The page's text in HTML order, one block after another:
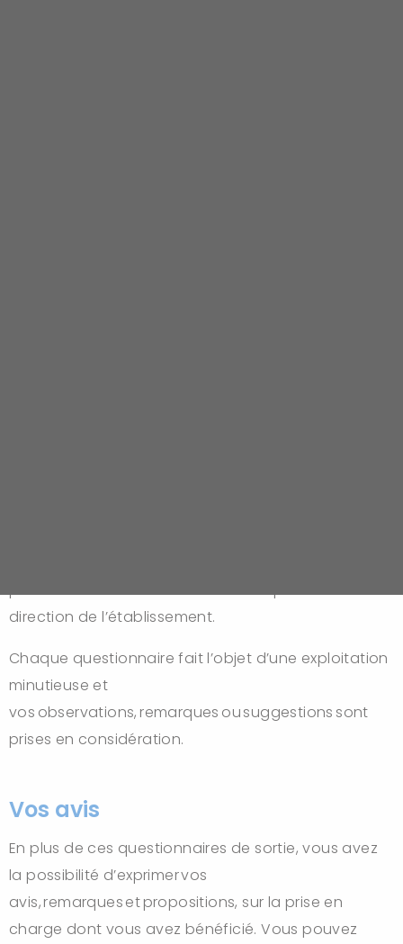
prévue à cet effet ou à le retourner par courrier à la
direction de l’établissement.
Chaque questionnaire fait l’objet d’une exploitation
minutieuse et
vos observations, remarques ou suggestions sont
prises en considération.
Vos avis
En plus de ces questionnaires de sortie, vous avez
la possibilité d’exprimer vos
avis, remarques et propositions, sur la prise en
charge dont vous avez bénéficié. Vous pouvez